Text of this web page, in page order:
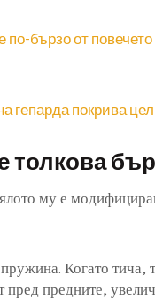
по-бързо от
гепарда покрива
толкова
му е
Когато тича,
предните,